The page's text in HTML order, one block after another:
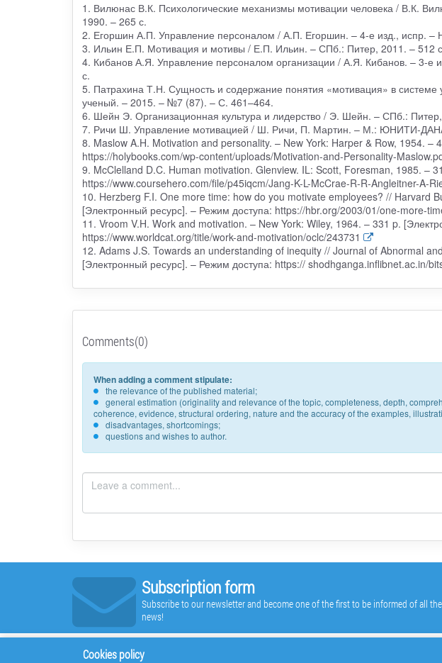
1. Вилюнас В.К. Психологические механизмы мотивации человека / В.К.
1990. – 265 с.
2. Егоршин А.П. Управление персоналом / А.П. Егоршин. – 4-е изд., испр.
3. Ильин Е.П. Мотивация и мотивы / Е.П. Ильин. – СПб.: Питер, 2011. – 512
4. Кибанов А.Я. Управление персоналом организации / А.Я. Кибанов. – 3-е
с.
5. Патрахина Т.Н. Сущность и содержание понятия «мотивация» в
ученый. – 2015. – №7 (87). – С. 461–464.
6. Шейн Э. Организационная культура и лидерство / Э. Шейн. – СПб.:
7. Ричи Ш. Управление мотивацией / Ш. Ричи, П. Мартин. – М.: ЮНИТИ-
8. Maslow A.H. Motivation and personality. – New York: Harper & Row, 1954. –
https://holybooks.com/wp-content/uploads/Motivation-and-Personality-
9. McClelland D.C. Human motivation. Glenview. IL: Scott, Foresman, 1985. –
https://www.coursehero.com/file/p45iqcm/Jang-K-L-McCrae-R-R-Angleitner-A-
10. Herzberg F.I. One more time: how do you motivate employees? // Harvard
[Электронный ресурс]. – Режим доступа: https://hbr.org/2003/01/one-more-
11. Vroom V.H. Work and motivation. – New York: Wiley, 1964. – 331 p.
https://www.worldcat.org/title/work-and-motivation/oclc/243731
12. Adams J.S. Towards an understanding of inequity // Journal of Abnormal
[Электронный ресурс]. – Режим доступа: https:// shodhganga.inflibnet.ac.in/
Comments(0)
When adding a comment stipulate:
the relevance of the published material;
general estimation (originality and relevance of the topic, completeness, depth,
coherence, evidence, structural ordering, nature and the accuracy of the examples,
disadvantages, shortcomings;
questions and wishes to author.
Subscription form
Subscribe to our newsletter and become one of the first to be informed of all the
news!
Cookies policy